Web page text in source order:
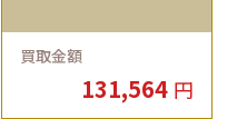
買取金額
131,564 円